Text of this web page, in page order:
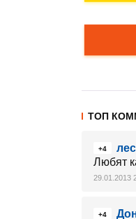
ТОП
+4
Любят
29.01.2013
+4